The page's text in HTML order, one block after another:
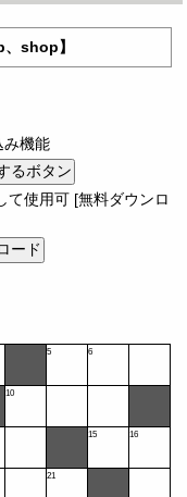
shop】
み機能
て使用可 [無料ダウンロ
5 6
10
15 16
21